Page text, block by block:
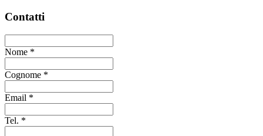
Contatti
Nome *
Cognome *
Email *
Tel. *